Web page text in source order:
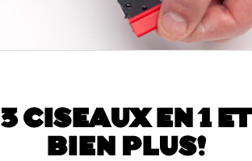
3 CISEAUX EN 1 ET
BIEN PLUS!